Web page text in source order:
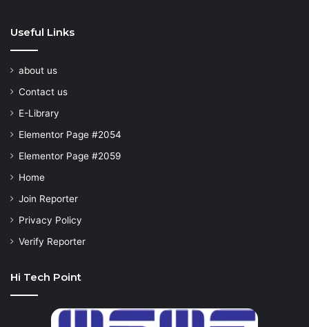
Useful Links
about us
Contact us
E-Library
Elementor Page #2054
Elementor Page #2059
Home
Join Reporter
Privacy Policy
Verify Reporter
Hi Tech Point